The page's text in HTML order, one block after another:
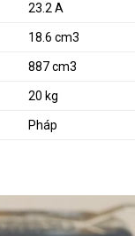
23.2 A
18.6 cm3
887 cm3
20 kg
Pháp